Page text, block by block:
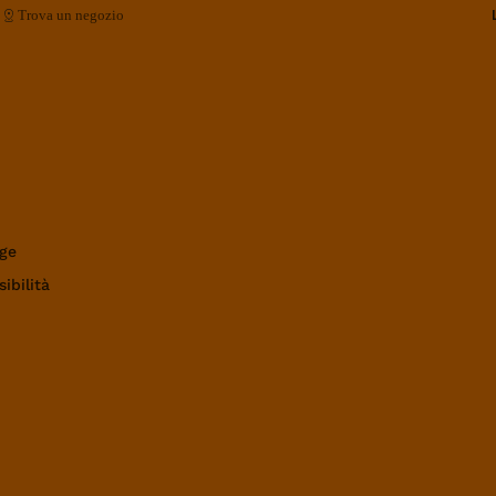
Trova un negozio